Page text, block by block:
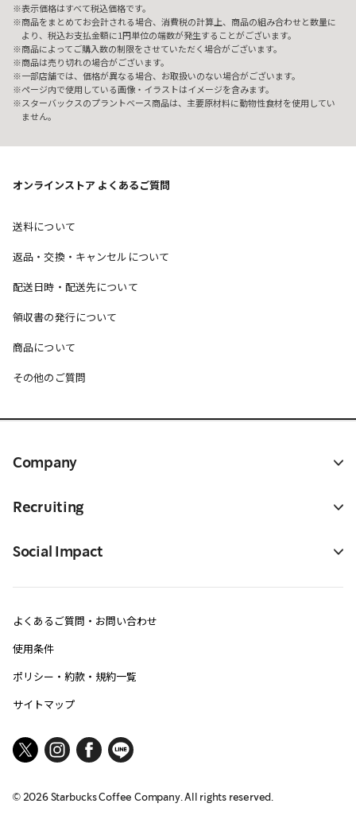
表示価格はすべて税込価格です。
商品をまとめてお会計される場合、消費税の計算上、商品の組み合わせと数量に
より、税込お支払金額に1円単位の端数が発生することがございます。
商品によってご購入数の制限をさせていただく場合がございます。
商品は売り切れの場合がございます。
一部店舗では、価格が異なる場合、お取扱いのない場合がございます。
ページ内で使用している画像・イラストはイメージを含みます。
スターバックスのプラントベース商品は、主要原材料に動物性食材を使用してい
ません。
オンラインストア よくあるご質問
送料について
返品・交換・キャンセルについて
配送日時・配送先について
領収書の発行について
商品について
その他のご質問
Company
Recruiting
Social Impact
よくあるご質問・お問い合わせ
使用条件
ポリシー・約款・規約一覧
サイトマップ
©2026Starbucks Coffee Company. All rights reserved.